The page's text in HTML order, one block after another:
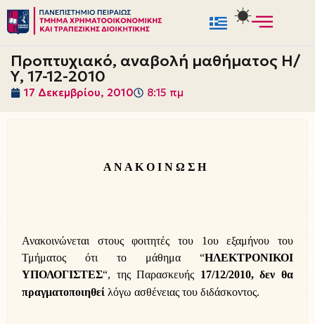
Μεταπηδήστε
στο
περιεχόμενο
Προπτυχιακό, αναβολή μαθήματος Η/
Υ, 17-12-2010
17 Δεκεμβρίου, 2010 8:15 πμ
Α Ν Α Κ Ο Ι Ν Ω Σ Η
Ανακοινώνεται στους φοιτητές του 1ου εξαμήνου του
Τμήματος ότι το μάθημα “ΗΛEΚΤΡΟΝΙΚΟΙ
ΥΠΟΛΟΓΙΣΤΕΣ“, της Παρασκευής 17/12/2010, δεν θα
πραγματοποιηθεί λόγω ασθένειας του διδάσκοντος.